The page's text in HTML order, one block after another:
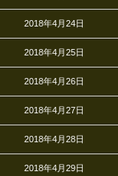
2018年4月24日
2018年4月25日
2018年4月26日
2018年4月27日
2018年4月28日
2018年4月29日